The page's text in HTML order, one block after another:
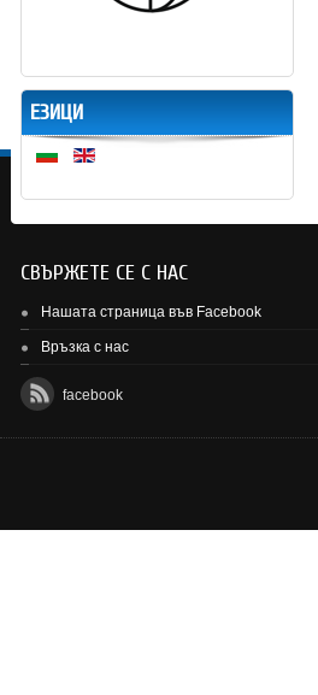
ЕЗИЦИ
СВЪРЖЕТЕ СЕ С НАС
Нашата страница във Facebook
Връзка с нас
facebook